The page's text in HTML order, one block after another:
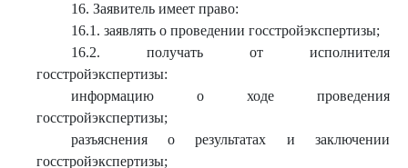
16. Заявитель имеет право:
16.1. заявлять о проведении госстройэкспертизы;
16.2. получать от исполнителя
госстройэкспертизы:
информацию о ходе проведения
госстройэкспертизы;
разъяснения о результатах и заключении
госстройэкспертизы;